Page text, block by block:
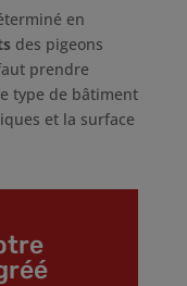
en
des pigeons
prendre
type de bâtiment
et la surface